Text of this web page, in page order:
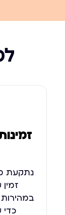
נתקעת
כדי